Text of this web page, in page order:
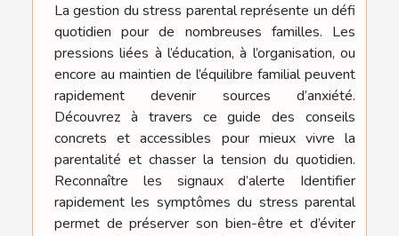
La gestion du stress parental représente un défi
quotidien pour de nombreuses familles. Les
pressions liées à l’éducation, à l’organisation, ou
encore au maintien de l’équilibre familial peuvent
rapidement devenir sources d’anxiété.
Découvrez à travers ce guide des conseils
concrets et accessibles pour mieux vivre la
parentalité et chasser la tension du quotidien.
Reconnaître les signaux d’alerte Identifier
rapidement les symptômes du stress parental
permet de préserver son bien-être et d’éviter